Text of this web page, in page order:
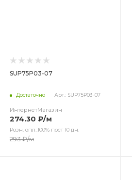
SUP75P03-07
Достаточно Арт.: SUP75P03-07
ИнтернетМагазин
274.30 ₽/м
Розн. опл.:100% пост 10 дн.
293₽/м